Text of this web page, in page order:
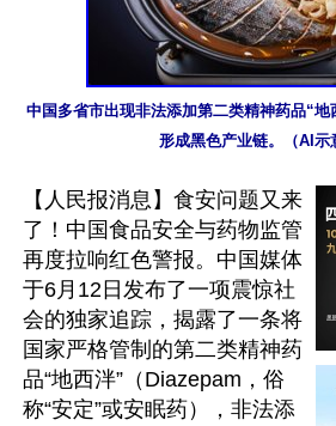
中国多省市出现非法添加第二类精神药品“
形成黑色产业链。（AI示
【人民报消息】食安问题又来
了！中国食品安全与药物监管
再度拉响红色警报。中国媒体
于6月12日发布了一项震惊社
会的独家追踪，揭露了一条将
国家严格管制的第二类精神药
品“地西泮”（Diazepam，俗
称“安定”或安眠药），非法添